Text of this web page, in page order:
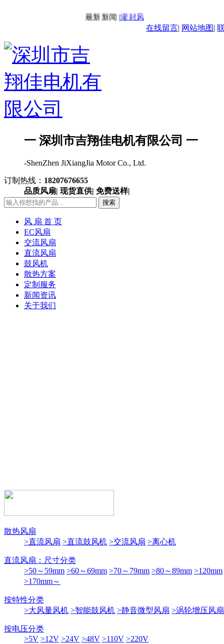
最新新闻 |灌封风扇-IP68风扇
在线留言| 网站地图|
一 深圳市吉翔佳电机有限公司 一
-ShenZhen JiXiangJia Motor Co., Ltd.
订制热线： 18207676655
品质风扇| 现货直供| 免费送样|
搜索
风 扇 首 页
EC风扇
交流风扇
直流风扇
鼓风机
散热方案
定制服务
新闻资讯
关于我们
散热风扇
>直流风扇 >直流鼓风机 >交流风扇 >离心机
直流风扇：尺寸分类
>50～59mm >60～69mm >70～79mm >80～89mm >120mm
>170mm～
按特性分类
>大风量风机 >智能鼓风机 >静音微型风扇 >涡轮增压风扇
按电压分类
>5V >12V >24V >48V >110V >220V